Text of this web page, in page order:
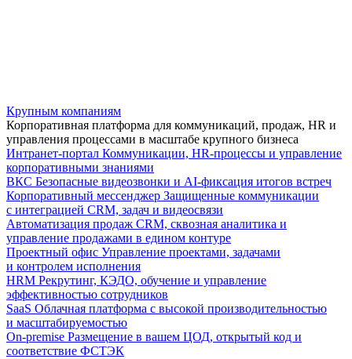
Крупным компаниям
Корпоративная платформа для коммуникаций, продаж, HR и
управления процессами в масштабе крупного бизнеса
Интранет-портал Коммуникации, HR-процессы и управление
корпоративными знаниями
ВКС Безопасные видеозвонки и AI-фиксация итогов встреч
Корпоративный мессенджер Защищенные коммуникации
с интеграцией CRM, задач и видеосвязи
Автоматизация продаж CRM, сквозная аналитика и
управление продажами в едином контуре
Проектный офис Управление проектами, задачами
и контролем исполнения
HRM Рекрутинг, КЭДО, обучение и управление
эффективностью сотрудников
SaaS Облачная платформа с высокой производительностью
и масштабируемостью
On-premise Размещение в вашем ЦОД, открытый код и
соответствие ФСТЭК